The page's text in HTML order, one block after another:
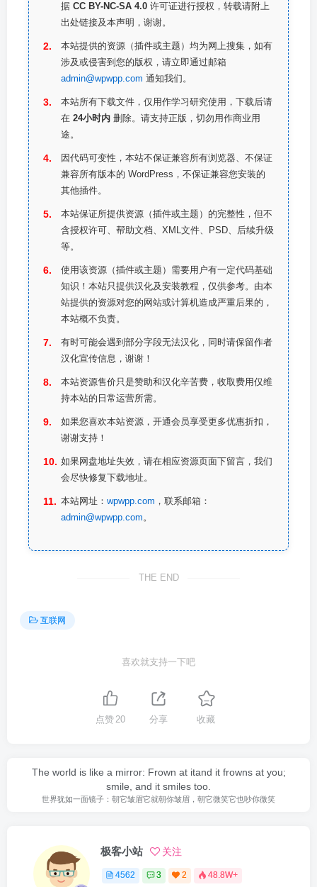
据 CC BY-NC-SA 4.0 许可证进行授权，转载请附上
出处链接及本声明，谢谢。
本站提供的资源（插件或主题）均为网上搜集，如有
涉及或侵害到您的版权，请立即通过邮箱
admin@wpwpp.com 通知我们。
本站所有下载文件，仅用作学习研究使用，下载后请
在 24小时内 删除。请支持正版，切勿用作商业用
途。
因代码可变性，本站不保证兼容所有浏览器、不保证
兼容所有版本的 WordPress，不保证兼容您安装的
其他插件。
本站保证所提供资源（插件或主题）的完整性，但不
含授权许可、帮助文档、XML文件、PSD、后续升级
等。
使用该资源（插件或主题）需要用户有一定代码基础
知识！本站只提供汉化及安装教程，仅供参考。由本
站提供的资源对您的网站或计算机造成严重后果的，
本站概不负责。
有时可能会遇到部分字段无法汉化，同时请保留作者
汉化宣传信息，谢谢！
本站资源售价只是赞助和汉化辛苦费，收取费用仅维
持本站的日常运营所需。
如果您喜欢本站资源，开通会员享受更多优惠折扣，
谢谢支持！
如果网盘地址失效，请在相应资源页面下留言，我们
会尽快修复下载地址。
本站网址： wpwpp.com ，联系邮箱：
admin@wpwpp.com 。
THE END
互联网
喜欢就支持一下吧
点赞 20 分享 收藏
The world is like a mirror: Frown at itand it frowns at you;
smile, and it smiles too.
世界犹如一面镜子：朝它皱眉它就朝你皱眉，朝它微笑它也吵你微笑
极客小站 关注
4562 3 2 48.8W+